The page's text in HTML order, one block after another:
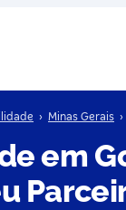
› Minas Gerais ›
em